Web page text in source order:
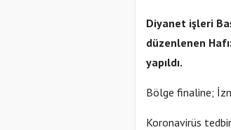
Diyanet işleri
düzenlenen
yapıldı.
Bölge finaline;
Koronavirüs